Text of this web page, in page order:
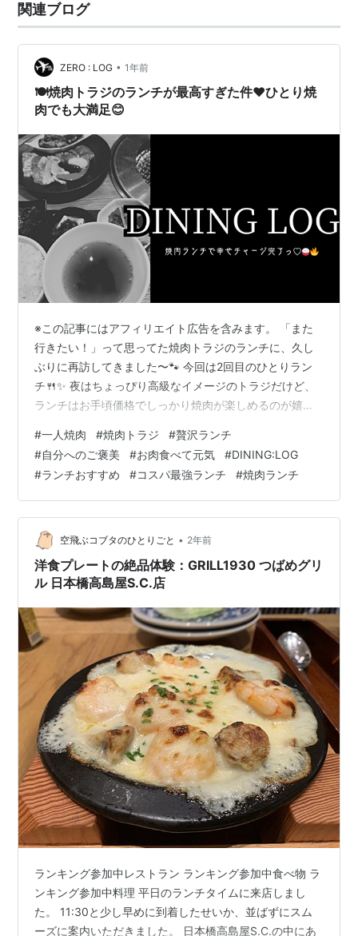
関連ブログ
ZERO : LOG • 1年前
🍽️焼肉トラジのランチが最高すぎた件❤︎ひとり焼
肉でも大満足😊
※この記事にはアフィリエイト広告を含みます。 「また
行きたい！」って思ってた焼肉トラジのランチに、久し
ぶりに再訪してきました〜🐾 今回は2回目のひとりラン
チ🍴✨ 夜はちょっぴり高級なイメージのトラジだけど、
ランチはお手頃価格でしっかり焼肉が楽しめるのが嬉し
ョイスっ！ 焼肉御前の内容はこちらっ👇 🍡今回のサプラ
イズは…つくね！ 🍨食後のアイスでほっこり♡ 焼肉御前
の内容はこちらっ👇 中落カルビ・赤身ロース・豚トロ・
熟成漬け込み和牛（各2枚ずつ） ごはん（サイズ選べる
よ♪私は中サイズ） 小鉢（しぐれ煮・冷奴・キムチ・浅漬
け2種・ナムル） スープ …
#一人焼肉 #焼肉トラジ #贅沢ランチ
#自分へのご褒美 #お肉食べて元気 #DINING:LOG
#ランチおすすめ #コスパ最強ランチ #焼肉ランチ
空飛ぶコブタのひとりごと • 2年前
洋食プレートの絶品体験：GRILL1930 つばめグリ
ル 日本橋高島屋S.C.店
ランキング参加中レストラン ランキング参加中食べ物 ラ
ンキング参加中料理 平日のランチタイムに来店しまし
た。 11:30と少し早めに到着したせいか、並ばずにスム
ーズに案内いただきました。 日本橋高島屋S.C.の中にあ